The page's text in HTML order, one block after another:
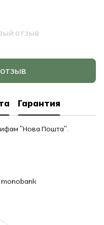
отзыв
Гарантия
"Нова Пошта".